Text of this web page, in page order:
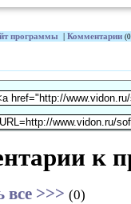
программы Комментарии
к
все >>> (0)